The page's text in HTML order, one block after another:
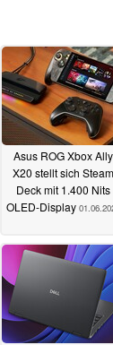
Asus ROG Xbox Ally
X20 stellt sich Steam
Deck mit 1.400 Nits
OLED-Display